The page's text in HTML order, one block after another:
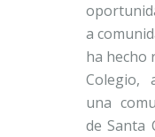
a
ha hecho
Colegio,
una
de Santa